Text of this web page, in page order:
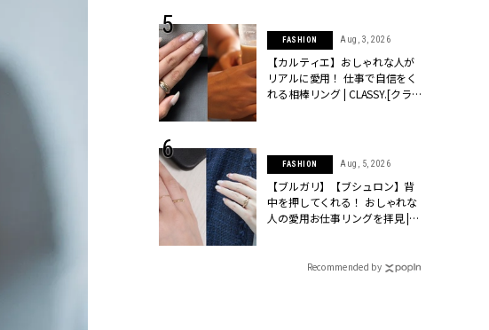
【ティファニー】結婚指輪は“結
び目”モチーフの最愛リングが大
FASHION Aug, 3, 2026
【カルティエ】おしゃれな人が
リアルに愛用！ 仕事で自信をく
れる相棒リング | CLASSY.[クラッ
FASHION Aug, 5, 2026
【ブルガリ】【ブシュロン】背
中を押してくれる！ おしゃれな
人の愛用お仕事リングを拝見 |
Recommended by